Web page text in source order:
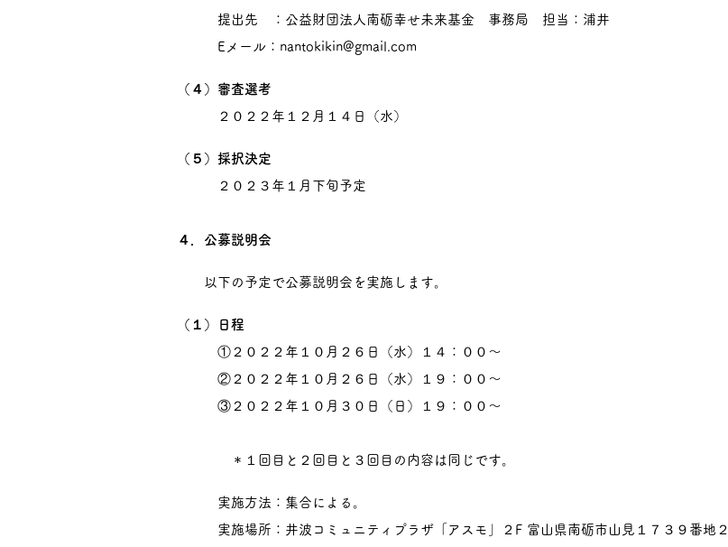
提出先 ：公益財団法人南砺幸せ未来基金 事務局 担当：浦井
Eメール： nantokikin@gmail.com
（４）審査選考
２０２２年１２月１４日（水）
（５）採択決定
２０２３年１月下旬予定
４．公募説明会
以下の予定で公募説明会を実施します。
（１）日程
①２０２２年１０月２６日（水）１４：００～
②２０２２年１０月２６日（水）１９：００～
③２０２２年１０月３０日（日）１９：００～
＊１回目と２回目と３回目の内容は同じです。
実施方法：集合による。
実施場所：井波コミュニティプラザ「アスモ」２F 富山県南砺市山見１７３９番地２